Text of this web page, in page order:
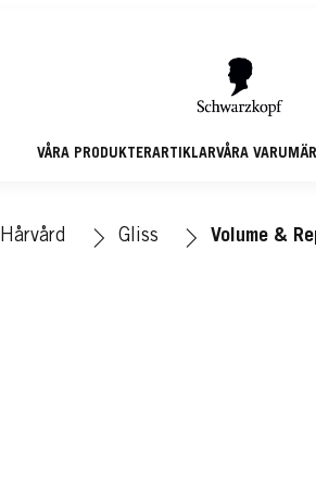
VÅRA PRODUKTERARTIKLARVÅRA
Hårvård Gliss Volume &